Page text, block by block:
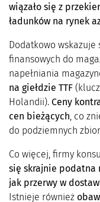
wiązało się z
ładunków na rynek
Dodatkowo
finansowych do
napełniania
na giełdzie TTF
Holandii). Ceny
cen bieżących, co
do podziemnych
Co więcej, firmy
się skrajnie podatna
jak przerwy w
Istnieje również